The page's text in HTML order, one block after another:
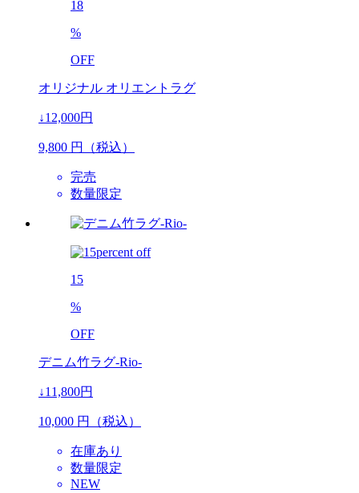
18
%
OFF
オリジナル オリエントラグ
↓12,000円
9,800 円（税込）
完売
数量限定
15
%
OFF
デニム竹ラグ-Rio-
↓11,800円
10,000 円（税込）
在庫あり
数量限定
NEW